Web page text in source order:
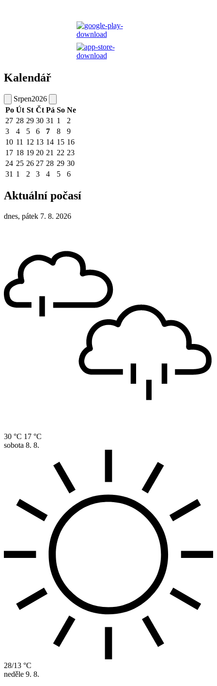
Kalendář
Srpen2026
Po Út St Čt Pá So Ne
27 28 29 30 31 1
2
3
4 5 6 7 8
9
10 11 12 13 14 15 16
17 18 19 20 21 22 23
24 25 26 27 28 29 30
31 1 2 3 4 5 6
Aktuální počasí
dnes, pátek 7. 8. 2026
30 °C 17 °C
sobota 8. 8.
28/13 °C
neděle 9. 8.